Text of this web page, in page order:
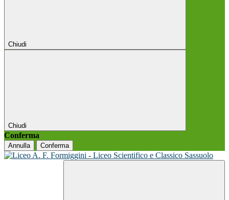
Chiudi
Chiudi
Conferma
Annulla Conferma